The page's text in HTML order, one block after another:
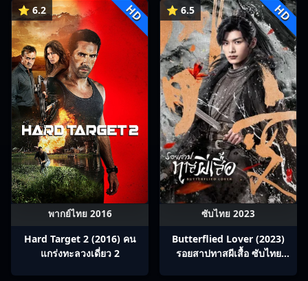
⭐ 6.2 HD
พากย์ไทย 2016
Hard Target 2 (2016) คน
แกร่งทะลวงเดี่ยว 2
⭐ 6.5 HD
ซับไทย 2023
Butterflied Lover (2023)
รอยสาปทาสผีเสื้อ ซับไทย